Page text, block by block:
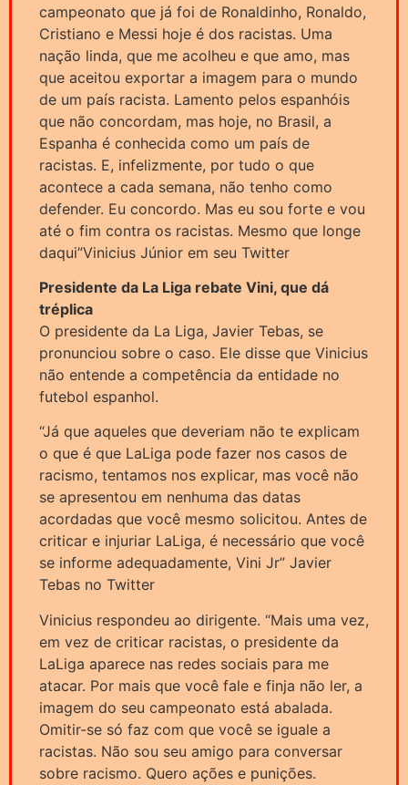
campeonato que já foi de Ronaldinho, Ronaldo,
Cristiano e Messi hoje é dos racistas. Uma
nação linda, que me acolheu e que amo, mas
que aceitou exportar a imagem para o mundo
de um país racista. Lamento pelos espanhóis
que não concordam, mas hoje, no Brasil, a
Espanha é conhecida como um país de
racistas. E, infelizmente, por tudo o que
acontece a cada semana, não tenho como
defender. Eu concordo. Mas eu sou forte e vou
até o fim contra os racistas. Mesmo que longe
daqui”Vinicius Júnior em seu Twitter
Presidente da La Liga rebate Vini, que dá
tréplica
O presidente da La Liga, Javier Tebas, se
pronunciou sobre o caso. Ele disse que Vinicius
não entende a competência da entidade no
futebol espanhol.
“Já que aqueles que deveriam não te explicam
o que é que LaLiga pode fazer nos casos de
racismo, tentamos nos explicar, mas você não
se apresentou em nenhuma das datas
acordadas que você mesmo solicitou. Antes de
criticar e injuriar LaLiga, é necessário que você
se informe adequadamente, Vini Jr” Javier
Tebas no Twitter
Vinicius respondeu ao dirigente. “Mais uma vez,
em vez de criticar racistas, o presidente da
LaLiga aparece nas redes sociais para me
atacar. Por mais que você fale e finja não ler, a
imagem do seu campeonato está abalada.
Omitir-se só faz com que você se iguale a
racistas. Não sou seu amigo para conversar
sobre racismo. Quero ações e punições.